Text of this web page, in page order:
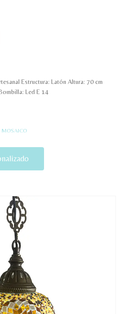
Estructura: Latón Altura: 70 cm
Led E 14
MOSAICO